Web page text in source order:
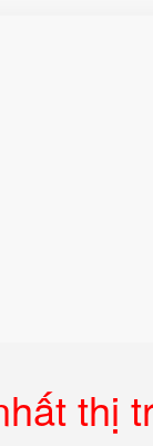
thị